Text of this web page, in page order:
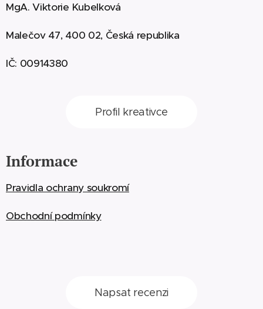
MgA. Viktorie Kubelková
Malečov 47, 400 02, Česká republika
IČ: 00914380
Profil kreativce
Informace
Pravidla ochrany soukromí
Obchodní podmínky
Napsat recenzi